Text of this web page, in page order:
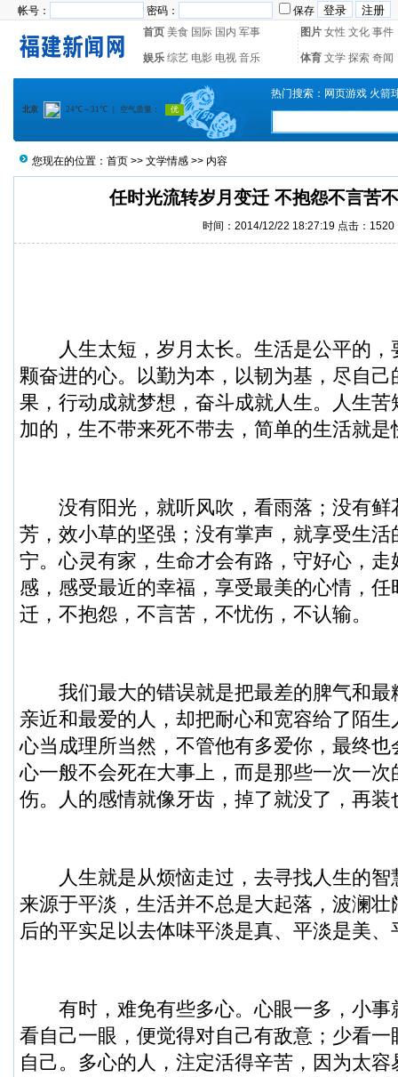
帐号： 密码：
保存
首页 美食 国际 国内 军事 图片 女性 文化 事件
娱乐 综艺 电影 电视 音乐 体育 文学 探索 奇闻
热门搜索： 网页游戏 火箭
您现在的位置： 首页 >> 文学情感 >> 内容
任时光流转岁月变迁 不抱怨不言苦
时间：2014/12/22 18:27:19 点击：1520
人生太短，岁月太长。生活是公平的，
颗奋进的心。以勤为本，以韧为基，尽自
果，行动成就梦想，奋斗成就人生。人生
加的，生不带来死不带去，简单的生活就是
没有阳光，就听风吹，看雨落；没有鲜
芳，效小草的坚强；没有掌声，就享受生
宁。心灵有家，生命才会有路，守好心，
感，感受最近的幸福，享受最美的心情，
迁，不抱怨，不言苦，不忧伤，不认输。
我们最大的错误就是把最差的脾气和最
亲近和最爱的人，却把耐心和宽容给了陌
心当成理所当然，不管他有多爱你，最终
心一般不会死在大事上，而是那些一次一
伤。人的感情就像牙齿，掉了就没了，再装
人生就是从烦恼走过，去寻找人生的智
来源于平淡，生活并不总是大起落，波澜
后的平实足以去体味平淡是真、平淡是美
有时，难免有些多心。心眼一多，小事
看自己一眼，便觉得对自己有敌意；少看
自己。多心的人，注定活得辛苦，因为太